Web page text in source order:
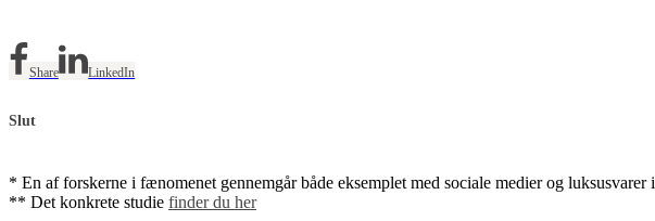
Share LinkedIn
Slut
* En af forskerne i fænomenet gennemgår både eksemplet med sociale medier og luksusvarer i
** Det konkrete studie finder du her